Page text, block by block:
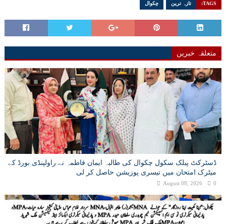
TAGS: تازہ ترین چکوال
متعلقہ خبریں
ڈسٹرکٹ پبلک سکول چکوال کی طالبہ ایمان فاطمہ نے راولپنڈی بورڈ کے
میٹرک امتحان میں تیسری پوزیشن حاصل کر لی
August 08, 2026 0